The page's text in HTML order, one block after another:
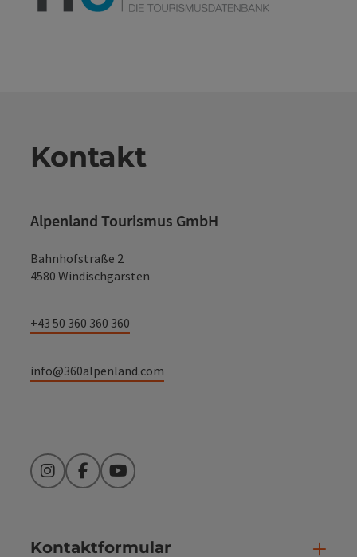
Kontakt
Alpenland Tourismus GmbH
Bahnhofstraße 2
4580 Windischgarsten
+43 50 360 360 360
info@360alpenland.com
InstagramFacebookYouTube
Kontaktformular